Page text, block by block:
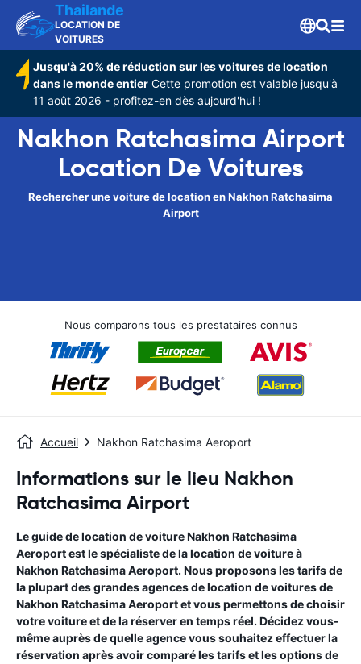
Thailande
LOCATION DE
VOITURES
Jusqu'à 20% de réduction sur les voitures de location
dans le monde entier Cette promotion est valable jusqu'à
11 août 2026 - profitez-en dès aujourd'hui !
Nakhon Ratchasima Airport
Location De Voitures
Rechercher une voiture de location en Nakhon Ratchasima
Airport
Nous comparons tous les prestataires connus
Accueil Nakhon Ratchasima Aeroport
Informations sur le lieu Nakhon
Ratchasima Airport
Le guide de location de voitureNakhon Ratchasima
Aeroportest le spécialiste de la location de voiture à
Nakhon Ratchasima Aeroport. Nous proposons les tarifs de
la plupart des grandes agences de location de voitures de
Nakhon Ratchasima Aeroportet vous permettons de choisir
votre voiture et de la réserver en temps réel. Décidez vous-
même auprès de quelle agence vous souhaitez effectuer la
réservation après avoir comparé les tarifs et les options de